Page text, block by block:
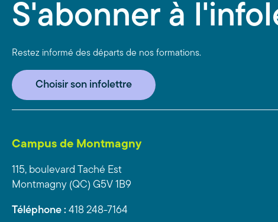
S'abonner à
Restez informé des départs de nos formations.
Choisir son infolettre
Campus de Montmagny
115, boulevard Taché Est
Montmagny (QC) G5V 1B9
Téléphone : 418 248-7164